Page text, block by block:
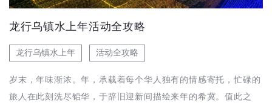
龙行乌镇水上年活动全攻略
龙行乌镇水上年 活动全攻略
岁末，年味渐浓。年，承载着每个华人独有的情感寄托，忙碌的
旅人在此刻洗尽铅华，于辞旧迎新间描绘来年的希冀。值此之